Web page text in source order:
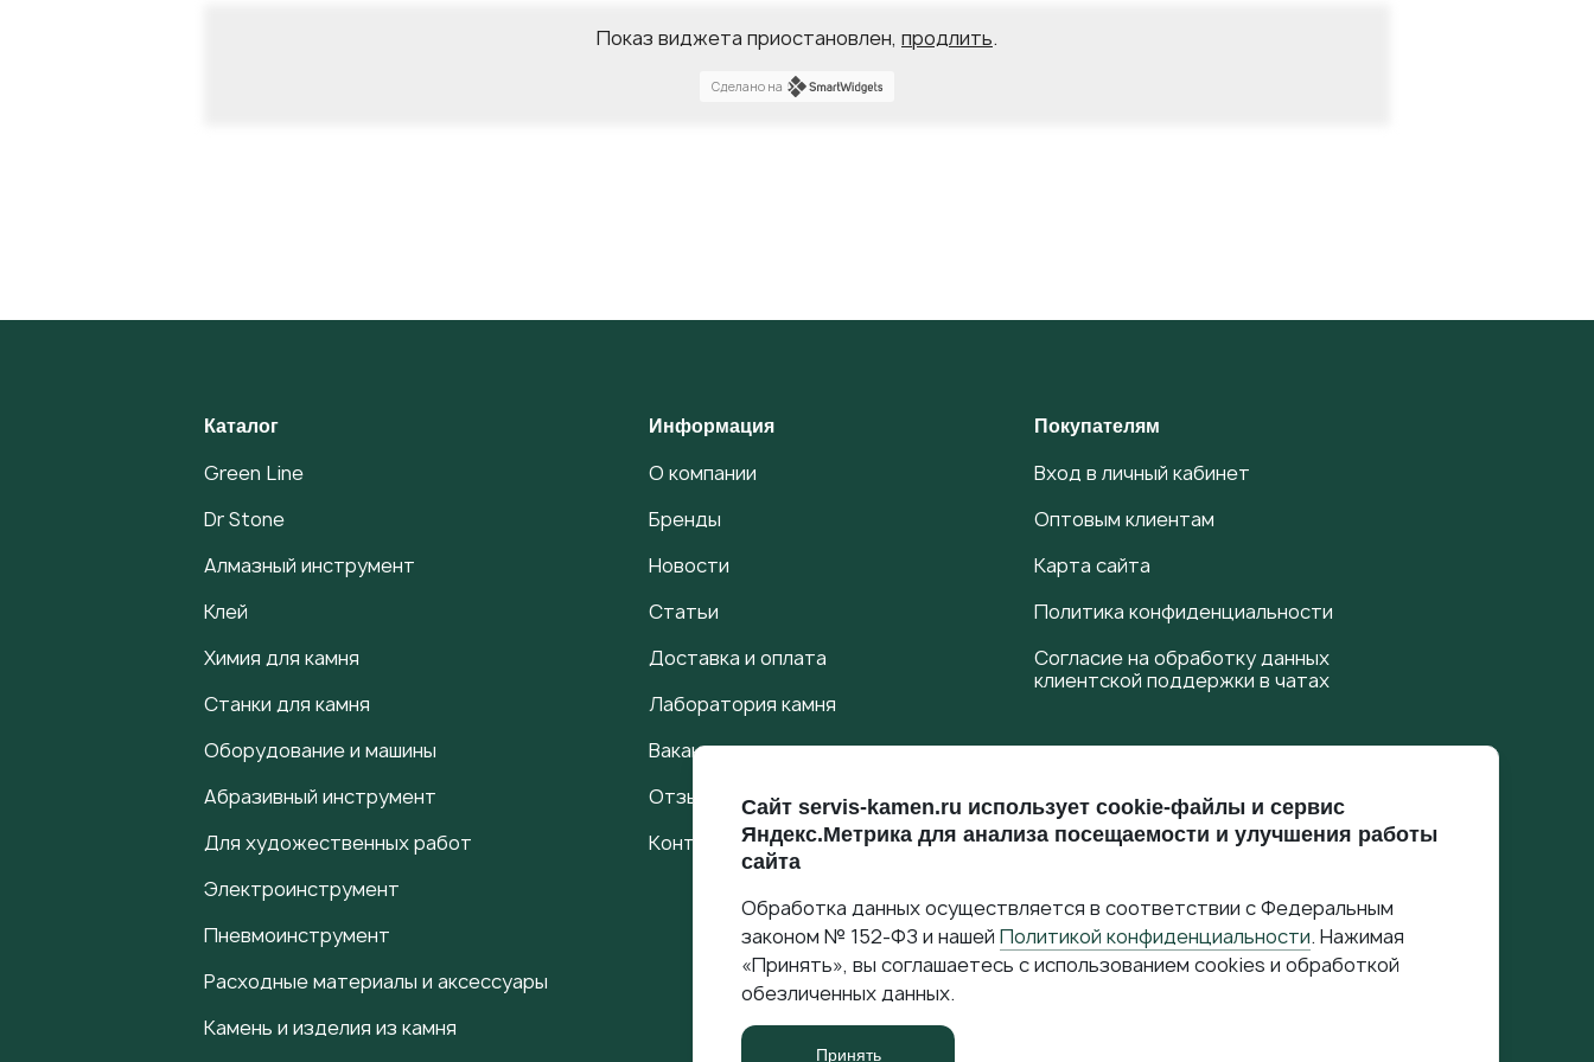
Показ виджета приостановлен, продлить.
Сделано на
Каталог
Green Line
Dr Stone
Алмазный инструмент
Клей
Химия для камня
Станки для камня
Оборудование и машины
Абразивный инструмент
Для художественных работ
Электроинструмент
Пневмоинструмент
Расходные материалы и аксессуары
Камень и изделия из камня
Информация
О компании
Бренды
Новости
Статьи
Доставка и оплата
Лаборатория камня
Вакансии
Отзывы
Контакты
Покупателям
Вход в личный кабинет
Оптовым клиентам
Карта сайта
Политика конфиденциальности
Согласие на обработку данных
клиентской поддержки в чатах
пн-пт:09:00 - 18:00
сб:10:00 - 16:00
Сайт servis-kamen.ru использует cookie-файлы и сервис
Яндекс.Метрика для анализа посещаемости и улучшения работы
сайта
Обработка данных осуществляется в соответствии с Федеральным
законом № 152-ФЗ и нашей Политикой конфиденциальности. Нажимая
«Принять», вы соглашаетесь с использованием cookies и обработкой
обезличенных данных.
Принять